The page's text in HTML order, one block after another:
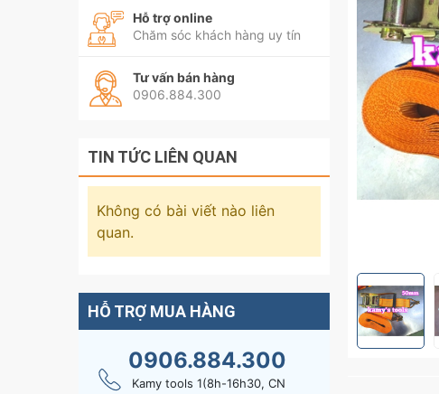
Hỗ trợ online
Chăm sóc khách hàng uy tín
Tư vấn bán hàng
0906.884.300
TIN TỨC LIÊN QUAN
Không có bài viết nào liên
quan.
HỖ TRỢ MUA HÀNG
0906.884.300
Kamy tools 1(8h-16h30, CN